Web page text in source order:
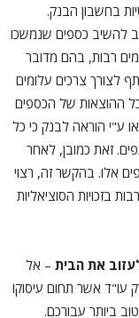
בחשבון הבנק.
להשיב כספים שנמשכו
רבות, בהם מדובר
לצורך צרכים עלומים
כל ההוצאות של הכספים
ע"י הוראה לבנק כי כל
זאת כמובן, לאחר
אלו. בהקשר זה, רצוי
בזכויות הסוציאליות
את הבית – אל
עו"ד אשר תחום עיסוקו
ביותר עבורכם.